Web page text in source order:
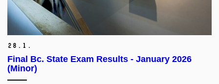
28. 1.
Final Bc. State Exam Results - January 2026
(Minor)